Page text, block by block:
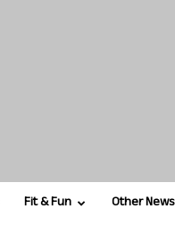
Fit & Fun Other News